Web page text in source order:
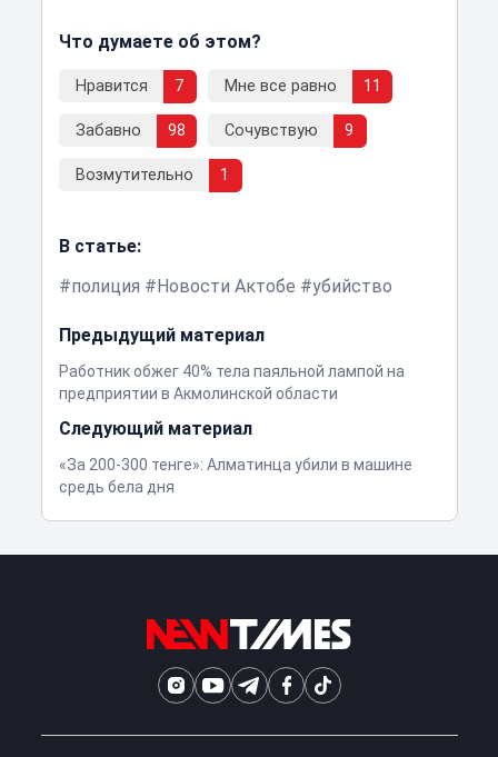
Что думаете об этом?
Нравится 7 Мне все равно 11
Забавно 98 Сочувствую 9
Возмутительно 1
В статье:
полиция
Новости Актобе убийство
Предыдущий материал
Работник обжег 40% тела паяльной лампой на
предприятии в Акмолинской области
Следующий материал
«За 200-300 тенге»: Алматинца убили в машине
средь бела дня